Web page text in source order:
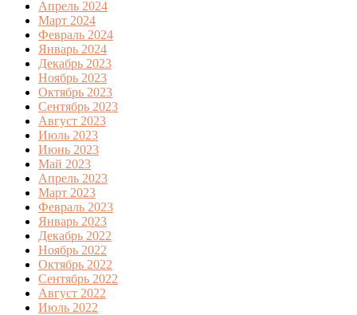
Апрель 2024
Март 2024
Февраль 2024
Январь 2024
Декабрь 2023
Ноябрь 2023
Октябрь 2023
Сентябрь 2023
Август 2023
Июль 2023
Июнь 2023
Май 2023
Апрель 2023
Март 2023
Февраль 2023
Январь 2023
Декабрь 2022
Ноябрь 2022
Октябрь 2022
Сентябрь 2022
Август 2022
Июль 2022